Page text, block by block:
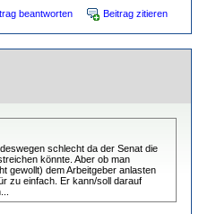
beantworten Beitrag zitieren
schlecht da der Senat die
könnte. Aber ob man
gewollt) dem Arbeitgeber anlasten
zu einfach. Er kann/soll darauf